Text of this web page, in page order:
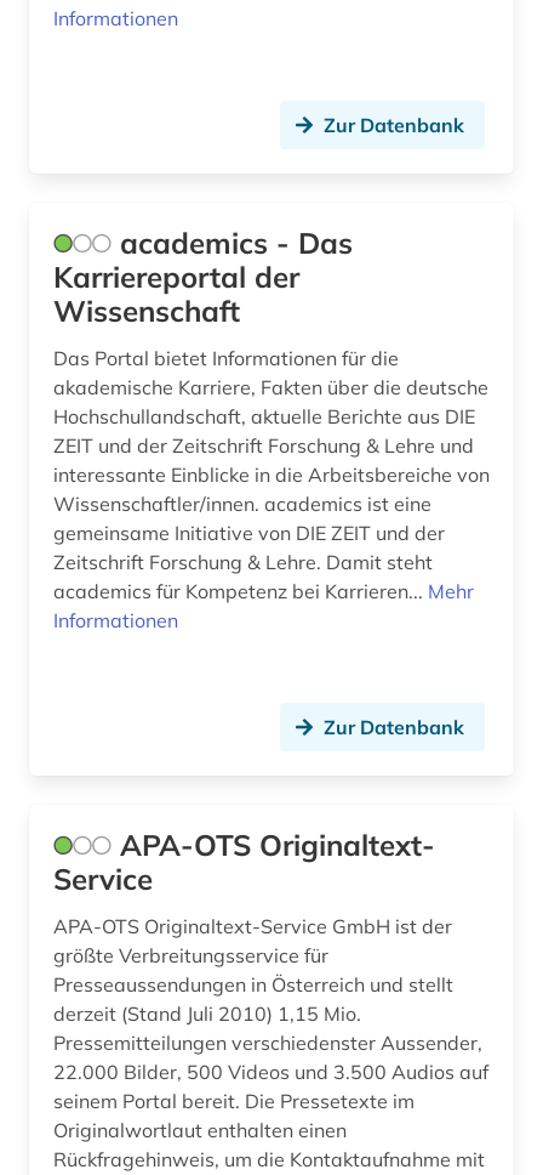
wissenschaftliche zeitschrift (1)
wissenschaftsförderung (1)
wissenschaftspraxis (1)
wissenschaftstheorie (1)
wörterbuch (1)
zeitschrift (2)
österreich (4)
Informationen
Zur Datenbank
academics - Das
Karriereportal der
Wissenschaft
Das Portal bietet Informationen für die
akademische Karriere, Fakten über die deutsche
Hochschullandschaft, aktuelle Berichte aus DIE
ZEIT und der Zeitschrift Forschung & Lehre und
interessante Einblicke in die Arbeitsbereiche von
Wissenschaftler/innen. academics ist eine
gemeinsame Initiative von DIE ZEIT und der
Zeitschrift Forschung & Lehre. Damit steht
academics für Kompetenz bei Karrieren... Mehr
Informationen
Zur Datenbank
APA-OTS Originaltext-
Service
APA-OTS Originaltext-Service GmbH ist der
größte Verbreitungsservice für
Presseaussendungen in Österreich und stellt
derzeit (Stand Juli 2010) 1,15 Mio.
Pressemitteilungen verschiedenster Aussender,
22.000 Bilder, 500 Videos und 3.500 Audios auf
seinem Portal bereit. Die Pressetexte im
Originalwortlaut enthalten einen
Rückfragehinweis, um die Kontaktaufnahme mit